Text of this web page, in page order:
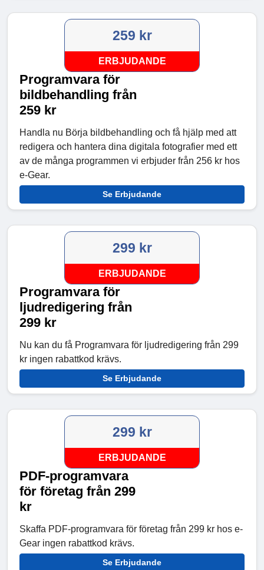
259 kr
ERBJUDANDE
Programvara för
bildbehandling från
259 kr
Handla nu Börja bildbehandling och få hjälp med att
redigera och hantera dina digitala fotografier med ett
av de många programmen vi erbjuder från 256 kr hos
e-Gear.
Se Erbjudande
299 kr
ERBJUDANDE
Programvara för
ljudredigering från
299 kr
Nu kan du få Programvara för ljudredigering från 299
kr ingen rabattkod krävs.
Se Erbjudande
299 kr
ERBJUDANDE
PDF-programvara
för företag från 299
kr
Skaffa PDF-programvara för företag från 299 kr hos e-
Gear ingen rabattkod krävs.
Se Erbjudande